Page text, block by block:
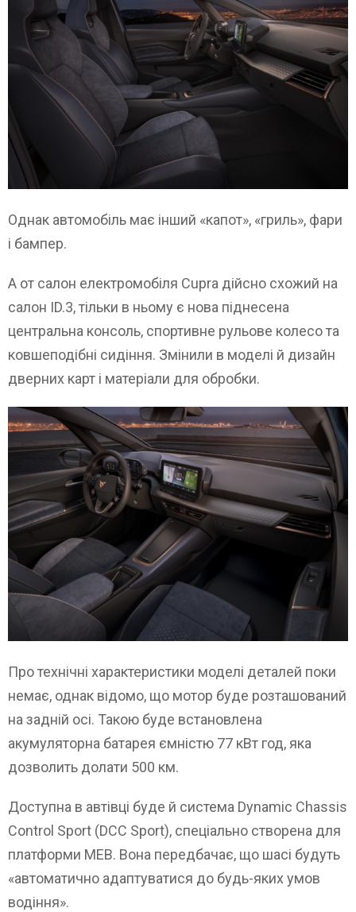
Однак автомобіль має інший «капот», «гриль», фари
і бампер.
А от салон електромобіля Cupra дійсно схожий на
салон ID.3, тільки в ньому є нова піднесена
центральна консоль, спортивне рульове колесо та
ковшеподібні сидіння. Змінили в моделі й дизайн
дверних карт і матеріали для обробки.
Про технічні характеристики моделі деталей поки
немає, однак відомо, що мотор буде розташований
на задній осі. Такою буде встановлена
акумуляторна батарея ємністю 77 кВт год, яка
дозволить долати 500 км.
Доступна в автівці буде й система Dynamic Chassis
Control Sport (DCC Sport), спеціально створена для
платформи MEB. Вона передбачає, що шасі будуть
«автоматично адаптуватися до будь-яких умов
водіння».